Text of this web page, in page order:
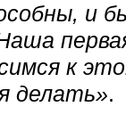
и
к
делать».